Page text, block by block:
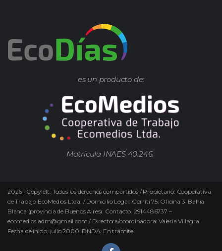
es un producto de:
Matrícula INAES 40.246.
2026– Copyleft. Todos los derechos compartidos / Propietario: Cooperativa
de Trabajo EcoMedios Ltda. / Domicilio Legal: Gorriti 75. Oficina 3. Bahía
Blanca (provincia de Buenos Aires). Contacto. 2914486737 –
ecomedios.adm@gmail.com / Directora/coordinadora: Valeria Villagra.
Fecha de inicio: julio 2000. DNDA: En trámite